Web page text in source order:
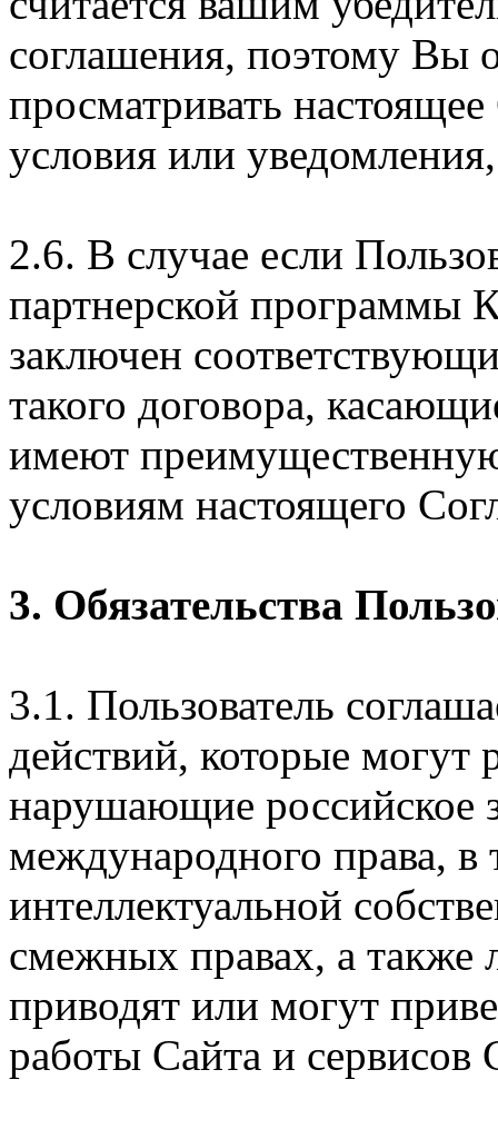
соглашения, поэтому Вы
просматривать
условия или
2.6. В случае если
партнерской программы
заключен
такого договора,
имеют
условиям настоящего
3. Обязательства
3.1. Пользователь
действий, которые могут
нарушающие российское
международного права, в
интеллектуальной
смежных правах, а также
приводят или могут
работы Сайта и сервисов